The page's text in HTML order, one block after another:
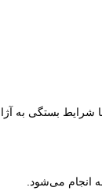
شرایط بستگی به
انجام می‌شود.